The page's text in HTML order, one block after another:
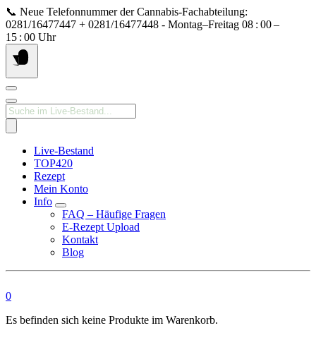
Springe
zum
Inhalt
📞 Neue Telefonnummer der Cannabis‑Fachabteilung:
0281/16477447 + 0281/16477448 - Montag–Freitag 08 : 00 –
15 : 00 Uhr
Products
search
Live-Bestand
TOP420
Rezept
Mein Konto
Info
FAQ – Häufige Fragen
E-Rezept Upload
Kontakt
Blog
0
Es befinden sich keine Produkte im Warenkorb.